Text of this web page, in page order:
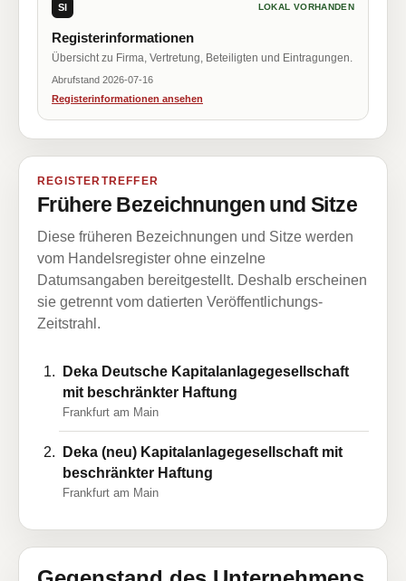
SI LOKAL VORHANDEN
Registerinformationen
Übersicht zu Firma, Vertretung, Beteiligten und Eintragungen.
Abrufstand 2026-07-16
Registerinformationen ansehen
REGISTERTREFFER
Frühere Bezeichnungen und Sitze
Diese früheren Bezeichnungen und Sitze werden
vom Handelsregister ohne einzelne
Datumsangaben bereitgestellt. Deshalb erscheinen
sie getrennt vom datierten Veröffentlichungs-
Zeitstrahl.
Deka Deutsche Kapitalanlagegesellschaft
mit beschränkter Haftung
Frankfurt am Main
Deka (neu) Kapitalanlagegesellschaft mit
beschränkter Haftung
Frankfurt am Main